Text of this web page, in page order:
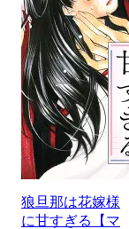
狼旦那は花嫁様
に甘すぎる【マ